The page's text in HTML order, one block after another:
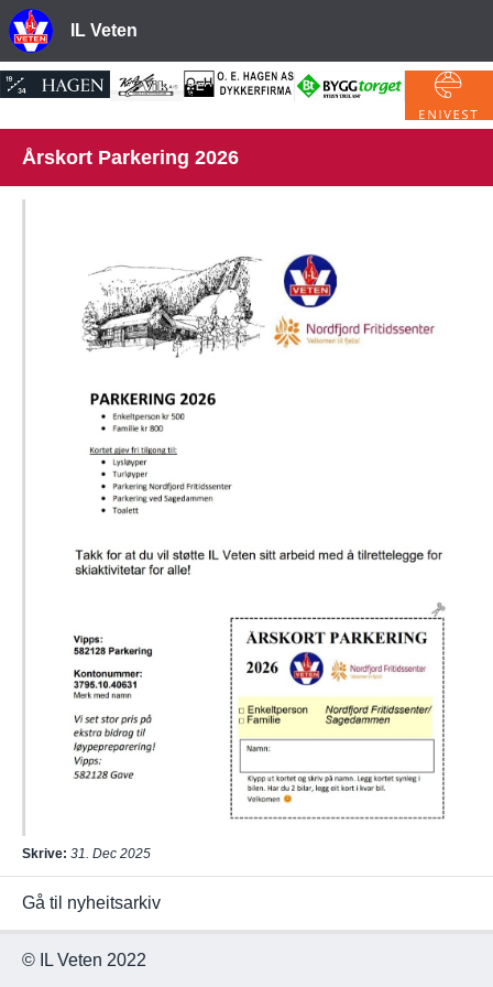
IL Veten
Årskort Parkering 2026
Skrive: 31. Dec 2025
Gå til nyheitsarkiv
© IL Veten 2022